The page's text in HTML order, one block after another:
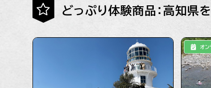
どっぷり体験商品：高知県